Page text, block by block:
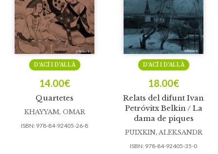
Quartetes
D’ACÍ I D’ALLÀ
14.00€
KHAYYAM, OMAR
ISBN: 978-84-92405-26-8
Relats del difunt Ivan
Petróvitx Belkin / La
dama de piques
D’ACÍ I D’ALLÀ
18.00€
PUIXKIN, ALEKSANDR
ISBN: 978-84-92405-35-0